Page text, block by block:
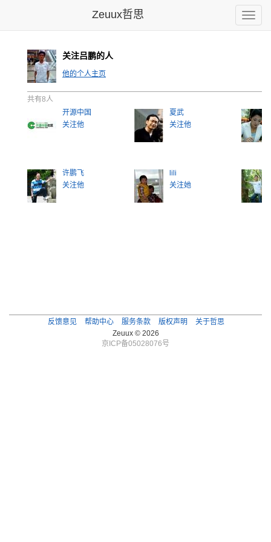
Toggle
Zeuux哲思
关注吕鹏的人
他的个人主页
共有8人
开源中国
关注他
夏武
关注他
许鹏飞
关注他
lili
关注她
反馈意见 帮助中心 服务条款 版权声明
关于哲思
Zeuux © 2026
京ICP备05028076号